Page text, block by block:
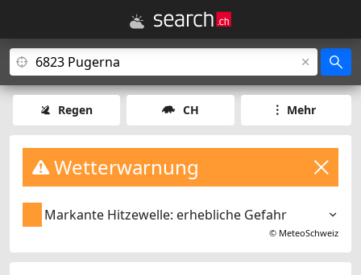
Regen CH Mehr
Wetterwarnung
Markante Hitzewelle: erhebliche Gefahr
© MeteoSchweiz